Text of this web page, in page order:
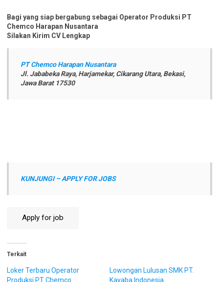
Bagi yang siap bergabung sebagai Operator Produksi PT
Chemco Harapan Nusantara
Silakan Kirim CV Lengkap
PT Chemco Harapan Nusantara
Jl. Jababeka Raya, Harjamekar, Cikarang Utara, Bekasi,
Jawa Barat 17530
KUNJUNGI – APPLY FOR JOBS
Terkait
Loker Terbaru Operator
Produksi PT Chemco
Lowongan Lulusan SMK PT.
Kayaba Indonesia